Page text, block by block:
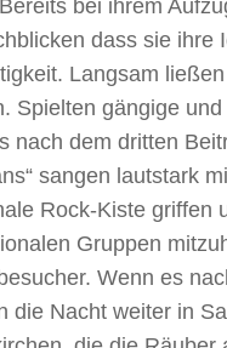
bei ihrem
dass sie ihre
Langsam
Spielten gängige
nach dem dritten
sangen lautstark
Rock-Kiste griffen
Gruppen
Wenn es
die Nacht weiter in